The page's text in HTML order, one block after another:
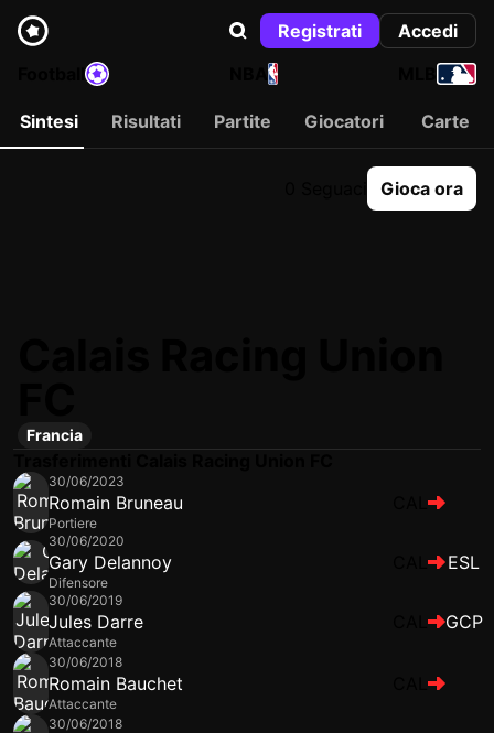
Registrati
Accedi
NBA
Sintesi Risultati Partite Giocatori Carte
Gioca ora
Francia
30/06/2023
Romain Bruneau
Portiere
30/06/2020
Gary Delannoy
Difensore
ESL
30/06/2019
Jules Darre
Attaccante
GCP
30/06/2018
Romain Bauchet
Attaccante
30/06/2018